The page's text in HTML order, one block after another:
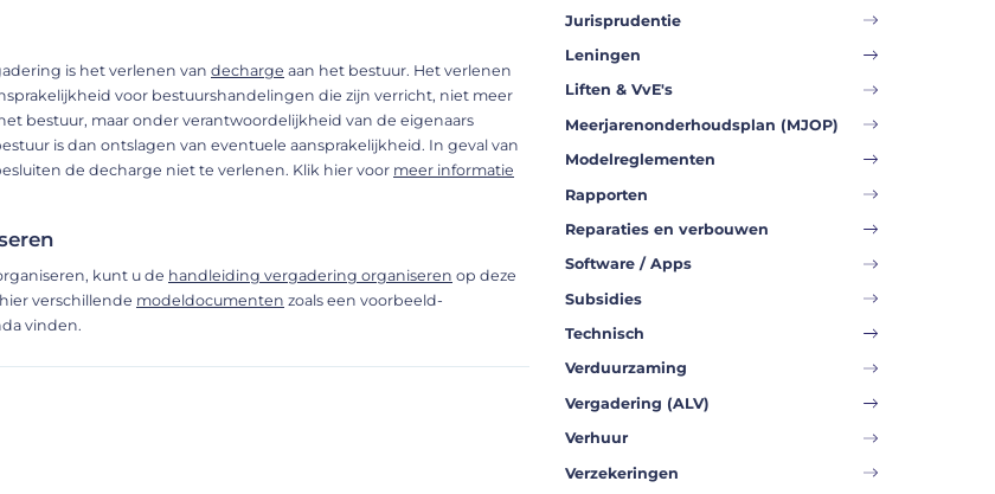
is het verlenen van decharge aan het bestuur. Het verlenen
voor bestuurshandelingen die zijn verricht, niet meer
bestuur, maar onder verantwoordelijkheid van de eigenaars
is dan ontslagen van eventuele aansprakelijkheid. In geval van
de decharge niet te verlenen. Klik hier voor meer informatie
kunt u de handleiding vergadering organiseren op deze
verschillende modeldocumenten zoals een voorbeeld-
vinden.
Jurisprudentie
Leningen
Liften & VvE's
Meerjarenonderhoudsplan (MJOP)
Modelreglementen
Rapporten
Reparaties en verbouwen
Software / Apps
Subsidies
Technisch
Verduurzaming
Vergadering (ALV)
Verhuur
Verzekeringen